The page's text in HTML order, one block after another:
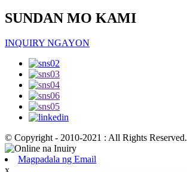
SUNDAN MO KAMI
INQUIRY NGAYON
© Copyright - 2010-2021 : All Rights Reserved.
Magpadala ng Email